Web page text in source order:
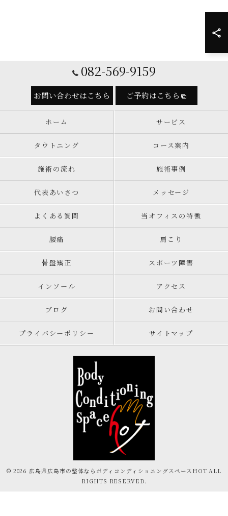
082-569-9159
お問い合わせはこちら ご予約はこちら
ホーム サービス
タウトニング コース案内
施術の流れ 施術事例
代表あいさつ メッセージ
よくある質問 当オフィスの特徴
腰痛 肩こり
骨盤矯正 スポーツ障害
インソール アクセス
ブログ お問い合わせ
プライバシーポリシー サイトマップ
© 2026 広島県広島市の整体ならボディコンディショニングスペースHOT ALL
RIGHTS RESERVED.